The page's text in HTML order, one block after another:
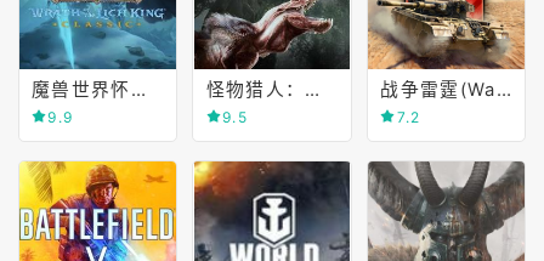
魔兽世界怀旧服(World of Warcraft Classic)
9.9
怪物猎人：世界(MONSTER HUNTER WORLD)
9.5
战争雷霆(War Thunder)
7.2